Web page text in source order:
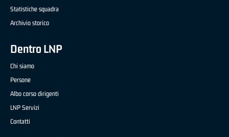
Statistiche squadra
Archivio storico
Dentro LNP
Chi siamo
Persone
Albo corso dirigenti
LNP Servizi
Contatti